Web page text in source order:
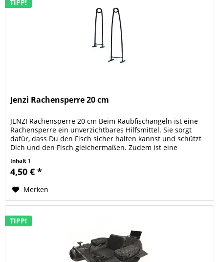
TIPP!
Jenzi Rachensperre 20 cm
JENZI Rachensperre 20 cm Beim Raubfischangeln ist eine
Rachensperre ein unverzichtbares Hilfsmittel. Sie sorgt
dafür, dass Du den Fisch sicher halten kannst und schützt
Dich und den Fisch gleichermaßen. Zudem ist eine
Inhalt 1
4,50 € *
Merken
TIPP!